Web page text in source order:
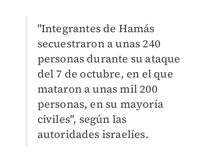
"Integrantes de Hamás
secuestraron a unas 240
personas durante su ataque
del 7 de octubre, en el que
mataron a unas mil 200
personas, en su mayoría
civiles", según las
autoridades israelíes.